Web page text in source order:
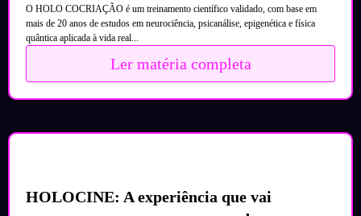
O HOLO COCRIAÇÃO é um treinamento científico validado, com base em
mais de 20 anos de estudos em neurociência, psicanálise, epigenética e física
quântica aplicada à vida real...
Ler matéria completa
HOLOCINE: A experiência que vai